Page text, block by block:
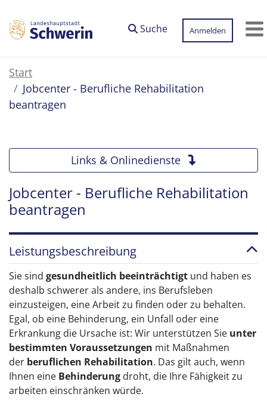
Suche
Anmelden
Start
Jobcenter - Berufliche Rehabilitation
beantragen
Links & Onlinedienste
Jobcenter - Berufliche Rehabilitation
beantragen
Leistungsbeschreibung
Sie sind gesundheitlich beeinträchtigt und haben es
deshalb schwerer als andere, ins Berufsleben
einzusteigen, eine Arbeit zu finden oder zu behalten.
Egal, ob eine Behinderung, ein Unfall oder eine
Erkrankung die Ursache ist: Wir unterstützen Sie unter
bestimmten Voraussetzungen mit Maßnahmen
der beruflichen Rehabilitation. Das gilt auch, wenn
Ihnen eine Behinderung droht, die Ihre Fähigkeit zu
arbeiten einschränken würde.